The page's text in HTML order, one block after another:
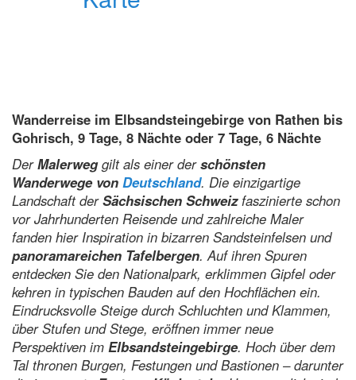
Wanderreise im Elbsandsteingebirge von Rathen bis
Gohrisch, 9 Tage, 8 Nächte oder 7 Tage, 6 Nächte
DerMalerweggilt als einer derschönsten
Wanderwege von Deutschland. Die einzigartige
Landschaft derSächsischen Schweizfaszinierte schon
vor Jahrhunderten Reisende und zahlreiche Maler
fanden hier Inspiration in bizarren Sandsteinfelsen und
panoramareichen Tafelbergen. Auf ihren Spuren
entdecken Sie den Nationalpark, erklimmen Gipfel oder
kehren in typischen Bauden auf den Hochflächen ein.
Eindrucksvolle Steige durch Schluchten und Klammen,
über Stufen und Stege, eröffnen immer neue
Perspektiven im Elbsandsteingebirge. Hoch über dem
Tal thronen Burgen, Festungen und Bastionen – darunter